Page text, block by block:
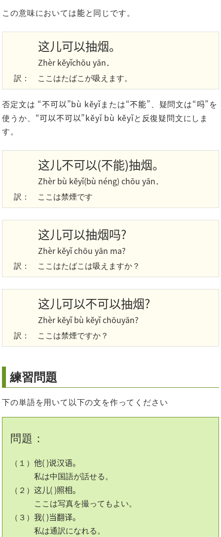
この意味においては能と同じです。
这儿可以抽烟。
Zhèr kěyǐchōu yān．
訳： ここはたばこが吸えます。
否定文は “不可以”bù kěyǐまたは“不能” 、疑問文は“吗” を
使うか、 “可以不可以”kěyǐ bù kěyǐと反復疑問文にしま
す。
这儿不可以(不能)抽烟。
Zhèr bù kěyǐ(bù néng) chōu yān．
訳： ここは禁煙です
这儿可以抽烟吗?
Zhèr kěyǐ chōu yān ma?
訳： ここはたばこは吸えますか？
这儿可以不可以抽烟?
Zhèr kěyǐ bù kěyǐ chōuyān?
訳： ここは禁煙ですか？
練習問題
下の単語を用いて以下の文を作ってください
問題：
（１）他( )说汉语。
私は中国語が話せる。
（２）这儿( )照相。
ここは写真を撮ってもよい。
（３）我( )当翻译。
私は通訳になれる。